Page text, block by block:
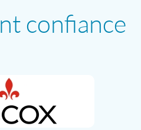
confiance